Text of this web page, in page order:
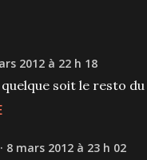
2012 à 22 h 18
soit le resto
8 mars 2012 à 23 h 02